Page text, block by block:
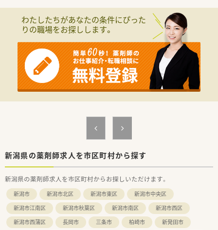
■調剤業務だけでなくOTC販売も手掛けており、患者様とのコミ
ュニケーションを大切にする温かい薬局です。
わたしたちがあなたの条件にぴった
りの職場をお探しします。
新潟県の薬剤師求人を市区町村から探す
新潟県の薬剤師求人を市区町村からお探しいただけます。
新潟市 新潟市北区 新潟市東区
新潟市中央区
新潟市江南区
新潟市秋葉区 新潟市南区
新潟市西区
新潟市西蒲区
長岡市 三条市 柏崎市
新発田市